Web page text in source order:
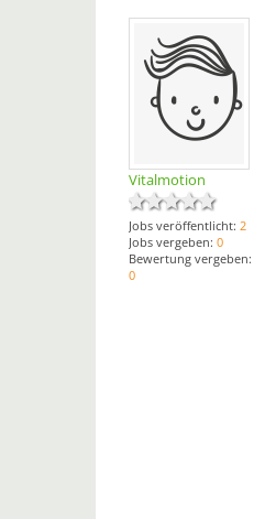
Vitalmotion
Jobs veröffentlicht: 2
Jobs vergeben: 0
Bewertung vergeben:
0